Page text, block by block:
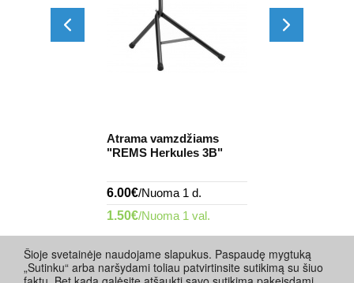
Atrama vamzdžiams
"REMS Herkules 3B"
6.00€/Nuoma 1 d.
1.50€/Nuoma 1 val.
Šioje svetainėje naudojame slapukus. Paspaudę mygtuką
„Sutinku“ arba naršydami toliau patvirtinsite sutikimą su šiuo